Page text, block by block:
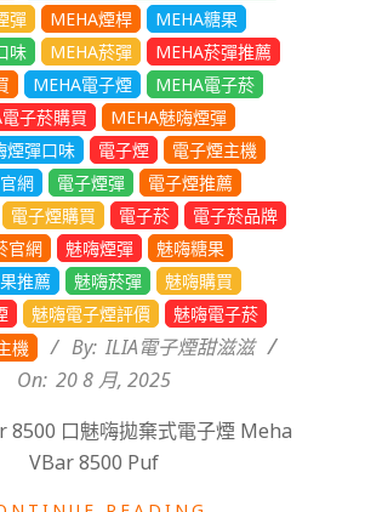
彈
MEHA煙桿
MEHA糖果
味
MEHA菸彈
MEHA菸彈推薦
MEHA電子煙
MEHA電子菸
子菸購買
MEHA魅嗨煙彈
煙彈口味
電子煙
電子煙主機
網
電子煙彈
電子煙推薦
電子煙購買 電子菸
電子菸品牌
官網
魅嗨煙彈
魅嗨糖果
推薦
魅嗨菸彈
魅嗨購買
魅嗨電子煙評價
魅嗨電子菸
機
By: ILIA電子煙甜滋滋
On: 20 8 月, 2025
8500 口魅嗨拋棄式電子煙 Meha
VBar 8500 Puf